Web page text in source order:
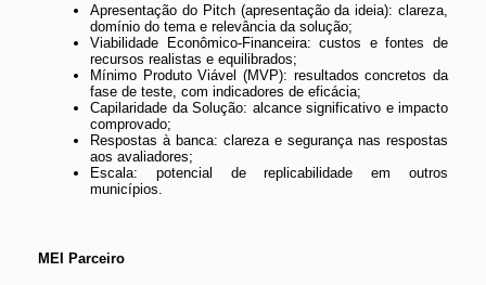
Apresentação do Pitch (apresentação da ideia): clareza,
domínio do tema e relevância da solução;
Viabilidade Econômico-Financeira: custos e fontes de
recursos realistas e equilibrados;
Mínimo Produto Viável (MVP): resultados concretos da
fase de teste, com indicadores de eficácia;
Capilaridade da Solução: alcance significativo e impacto
comprovado;
Respostas à banca: clareza e segurança nas respostas
aos avaliadores;
Escala: potencial de replicabilidade em outros
municípios.
MEI Parceiro